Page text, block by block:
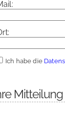
Ich habe die
Mitteilung